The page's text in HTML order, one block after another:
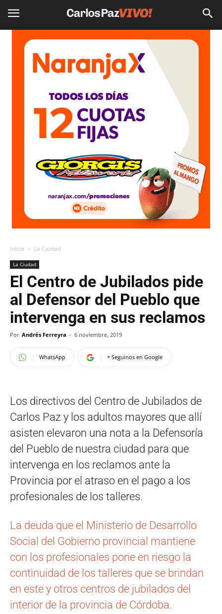
Inicio La Ciudad
La Ciudad
El Centro de Jubilados pide
al Defensor del Pueblo que
intervenga en sus reclamos
Por Andrés Ferreyra - 6 noviembre, 2019
WhatsApp + Seguinos en Google
Los directivos del Centro de Jubilados de
Carlos Paz y los adultos mayores que allí
asisten elevaron una nota a la Defensoría
del Pueblo de nuestra ciudad para que
intervenga en los reclamos ante la
Provincia por el atraso en el pago a los
profesionales de los talleres.
La deuda que el Ministerio de Desarrollo
Social del Gobierno provincial mantiene
con los profesionales pone en riesgo la
continuidad de los talleres que se brindan
en este y otros centros de jubilados del
interior de la provincia de Córdoba.